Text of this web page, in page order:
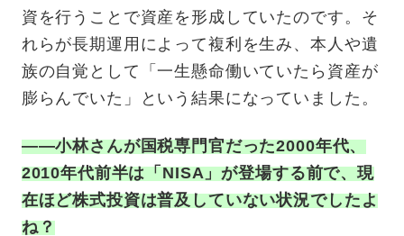
資を行うことで資産を形成していたのです。そ
れらが長期運用によって複利を生み、本人や遺
族の自覚として「一生懸命働いていたら資産が
膨らんでいた」という結果になっていました。
——小林さんが国税専門官だった2000年代、
2010年代前半は「NISA」が登場する前で、現
在ほど株式投資は普及していない状況でしたよ
ね？